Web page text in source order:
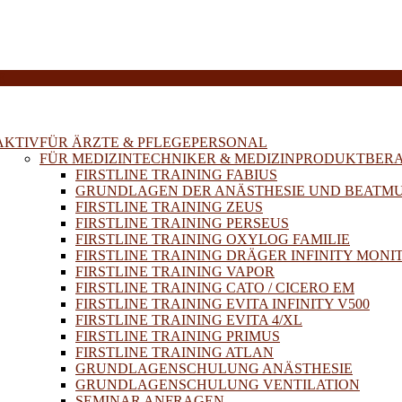
FÜR ÄRZTE & PFLEGEPERSONAL
FÜR MEDIZINTECHNIKER &
FIRSTLINE TRAINING FABIUS
GRUNDLAGEN DER ANÄSTHESIE UND
FIRSTLINE TRAINING ZEUS
FIRSTLINE TRAINING PERSEUS
FIRSTLINE TRAINING OXYLOG FAMILIE
FIRSTLINE TRAINING DRÄGER INFINITY
FIRSTLINE TRAINING VAPOR
FIRSTLINE TRAINING CATO / CICERO EM
FIRSTLINE TRAINING EVITA INFINITY V500
FIRSTLINE TRAINING EVITA 4/XL
FIRSTLINE TRAINING PRIMUS
FIRSTLINE TRAINING ATLAN
GRUNDLAGENSCHULUNG ANÄSTHESIE
GRUNDLAGENSCHULUNG VENTILATION